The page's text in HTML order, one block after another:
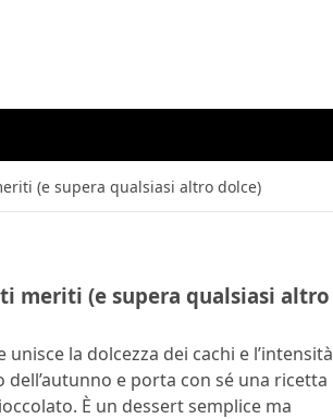
(e supera qualsiasi altro dolce)
meriti (e supera qualsiasi altro
la dolcezza dei cachi e l’intensità
e porta con sé una ricetta
È un dessert semplice ma